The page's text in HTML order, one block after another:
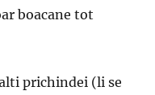
boacane tot
prichindei (li se